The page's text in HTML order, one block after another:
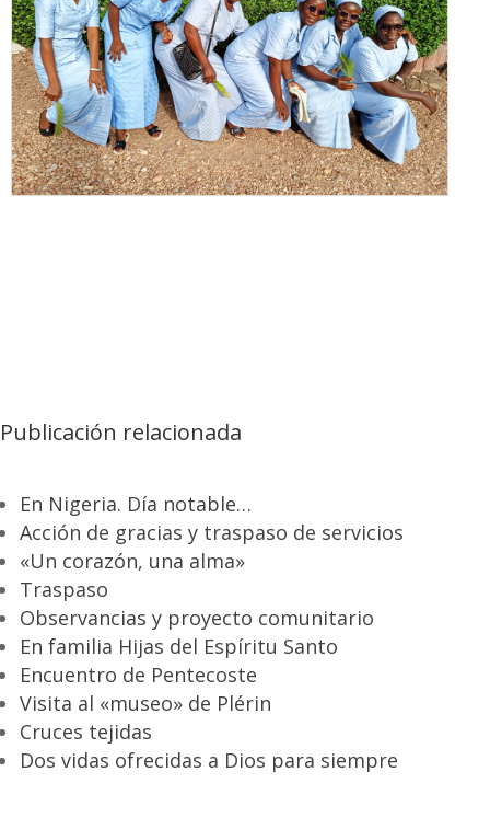
Publicación relacionada
En Nigeria. Día notable…
Acción de gracias y traspaso de servicios
«Un corazón, una alma»
Traspaso
Observancias y proyecto comunitario
En familia Hijas del Espíritu Santo
Encuentro de Pentecoste
Visita al «museo» de Plérin
Cruces tejidas
Dos vidas ofrecidas a Dios para siempre